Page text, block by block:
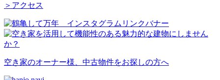
＞アクセス
空き家のオーナー様、中古物件をお探しの方へ